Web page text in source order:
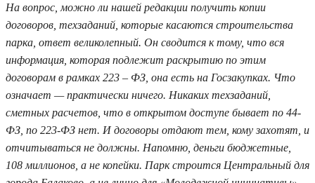
На вопрос, можно ли нашей редакции получить копии
договоров, техзаданий, которые касаются строительства
парка, ответ великолепный. Он сводится к тому, что вся
информация, которая подлежит раскрытию по этим
договорам в рамках 223 – ФЗ, она есть на Госзакупках. Что
означает — практически ничего. Никаких техзаданий,
сметных расчетов, что в открытом доступе бывает по 44-
ФЗ, по 223-ФЗ нет. И договоры отдают тем, кому захотят, и
отчитываться не должны. Напомню, деньги бюджетные,
108 миллионов, а не копейки. Парк строится Центральный для